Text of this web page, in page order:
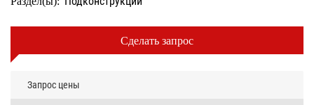
Сделать запрос
Запрос цены